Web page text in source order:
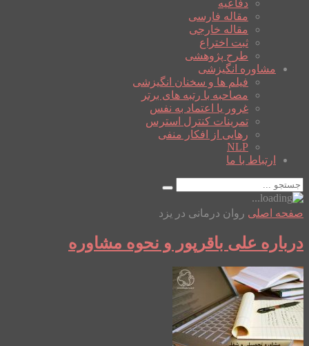
دفاعیه
مقاله فارسی
مقاله خارجی
ثبت اختراع
طرح پژوهشی
مشاوره انگیزشی
فیلم ها و سخنان انگیزشی
مصاحبه با رتبه های برتر
غرور یا اعتماد به نفس
تمرینات کنترل استرس
رهایی از افکار منفی
NLP
ارتباط با ما
صفحه اصلی روان درمانی در یزد
درباره علی باقرپور و نحوه مشاوره